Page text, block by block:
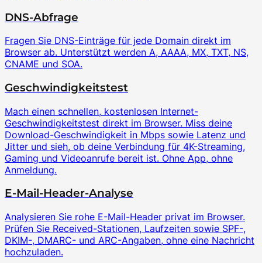
DNS-Abfrage
Fragen Sie DNS-Einträge für jede Domain direkt im
Browser ab. Unterstützt werden A, AAAA, MX, TXT, NS,
CNAME und SOA.
Geschwindigkeitstest
Mach einen schnellen, kostenlosen Internet-
Geschwindigkeitstest direkt im Browser. Miss deine
Download-Geschwindigkeit in Mbps sowie Latenz und
Jitter und sieh, ob deine Verbindung für 4K-Streaming,
Gaming und Videoanrufe bereit ist. Ohne App, ohne
Anmeldung.
E-Mail-Header-Analyse
Analysieren Sie rohe E-Mail-Header privat im Browser.
Prüfen Sie Received-Stationen, Laufzeiten sowie SPF-,
DKIM-, DMARC- und ARC-Angaben, ohne eine Nachricht
hochzuladen.